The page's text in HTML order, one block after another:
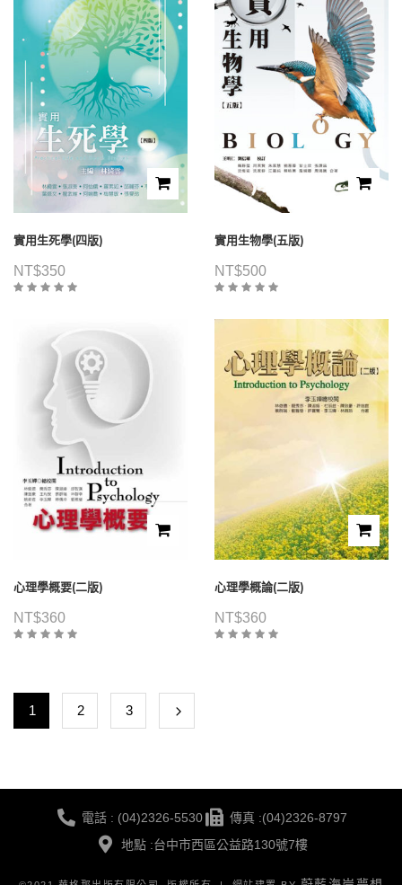
實用生死學(四版)
NT$350
實用生物學(五版)
NT$500
心理學概要(二版)
NT$360
心理學概論(二版)
NT$360
1 2 3
電話 : (04)2326-5530
傳真 :(04)2326-8797
地點 :台中市西區公益路130號7樓